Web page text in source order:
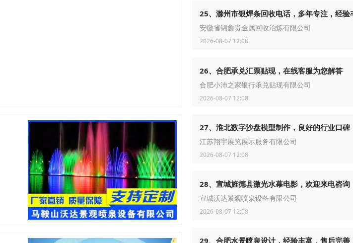
25、滁州市银焊条回收电话，多年专注，经验
安徽省锦鑫贵金属回收冶炼有限公司
2026-08-07 12:08
26、合肥承兑汇票贴现，在线客服为您解答
合肥小沛之家银行承兑贴现有限公司
2026-08-07 12:08
27、淮北数字沙盘模型制作，良好的行业口碑
江苏翔宇展览展示服务有限公司
2026-08-07 12:08
28、宣城旌德县激光水幕电影，欢迎来电咨询
宣城沃达景观喷泉设备有限公司
2026-08-07 12:08
29、合肥水景喷泉设计，经验丰富，售后完善